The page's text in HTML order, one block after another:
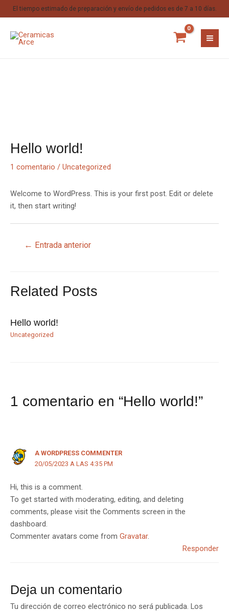
El tiempo estimado de preparación y envío de pedidos es de 7 a 10 días.
Hello world!
1 comentario / Uncategorized
Welcome to WordPress. This is your first post. Edit or delete
it, then start writing!
← Entrada anterior
Related Posts
Hello world!
Uncategorized
1 comentario en “Hello world!”
A WORDPRESS COMMENTER
20/05/2023 A LAS 4:35 PM
Hi, this is a comment.
To get started with moderating, editing, and deleting
comments, please visit the Comments screen in the
dashboard.
Commenter avatars come from Gravatar.
Responder
Deja un comentario
Tu dirección de correo electrónico no será publicada. Los